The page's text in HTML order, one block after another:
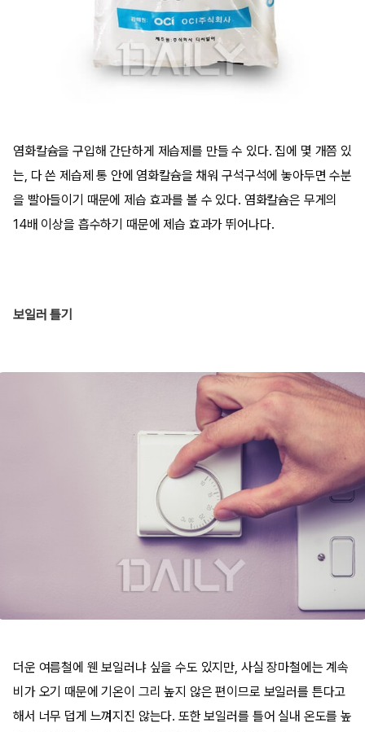
염화칼슘을 구입해 간단하게 제습제를 만들 수 있다. 집에 몇 개쯤 있
는, 다 쓴 제습제 통 안에 염화칼슘을 채워 구석구석에 놓아두면 수분
을 빨아들이기 때문에 제습 효과를 볼 수 있다. 염화칼슘은 무게의
14배 이상을 흡수하기 때문에 제습 효과가 뛰어나다.
보일러 틀기
더운 여름철에 웬 보일러냐 싶을 수도 있지만, 사실 장마철에는 계속
비가 오기 때문에 기온이 그리 높지 않은 편이므로 보일러를 튼다고
해서 너무 덥게 느껴지진 않는다. 또한 보일러를 틀어 실내 온도를 높